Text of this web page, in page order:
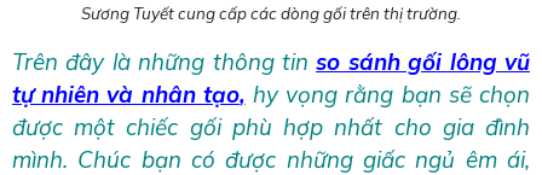
Sương Tuyết cung cấp các dòng gối trên thị trường.
Trên đây là những thông tinso sánh gối lông vũ
tự nhiên và nhân tạo, hy vọng rằng bạn sẽ chọn
được một chiếc gối phù hợp nhất cho gia đình
mình. Chúc bạn có được những giấc ngủ êm ái,